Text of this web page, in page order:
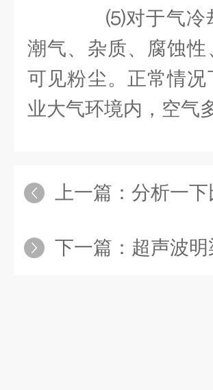
⑸对于气冷却
潮气、杂质、腐蚀
可见粉尘。正常情
业大气环境内，空气
上一篇： 分析一
下一篇： 超声波